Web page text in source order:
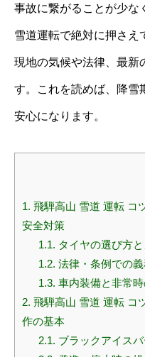
事故に繋がることが少な
雪道運転で絶対に押さえ
現地の気候や法律、最新
す。これを読めば、降雪
安心になります。
1. 飛騨高山 雪道 運転 コ
安全対策
1.1. タイヤの選び方
1.2. 法律・条例での
1.3. 車内装備と非常
2. 飛騨高山 雪道 運転 コ
作の基本
2.1. ブラックアイス